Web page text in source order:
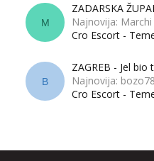
M
ZADARSKA
Najnovija: Marchi
Cro Escort -
B
ZAGREB - Jel bio
Najnovija:
Cro Escort -